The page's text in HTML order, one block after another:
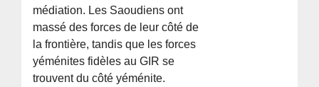
médiation. Les Saoudiens ont
massé des forces de leur côté de
la frontière, tandis que les forces
yéménites fidèles au GIR se
trouvent du côté yéménite.